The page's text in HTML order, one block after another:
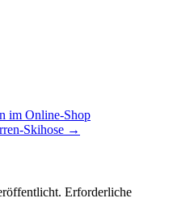
im Online-Shop
Skihose →
Erforderliche